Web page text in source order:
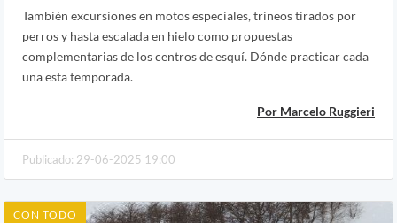
También excursiones en motos especiales, trineos tirados por
perros y hasta escalada en hielo como propuestas
complementarias de los centros de esquí. Dónde practicar cada
una esta temporada.
Por Marcelo Ruggieri
Publicado: 29-06-2025 19:00
CON TODO